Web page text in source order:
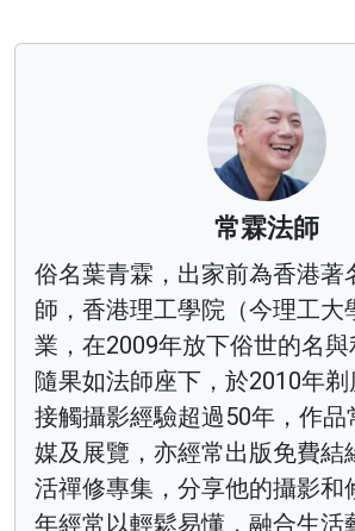
常霖法師
俗名葉青霖，出家前為香港著
師，香港理工學院（今理工大
業，在2009年放下俗世的名
隨果如法師座下，於2010年
接觸攝影經驗超過50年，作品
媒及展覽，亦經常出版免費結
活禪修專集，分享他的攝影和
年經常以輕鬆易懂，融合生活